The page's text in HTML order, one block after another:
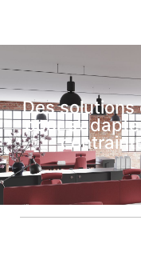
Des solutions
pour